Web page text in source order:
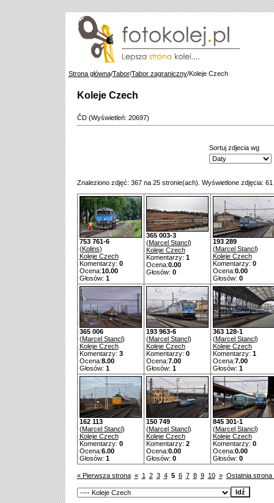
Strona główna/Tabor/Tabor zagraniczny/Koleje Czech
Koleje Czech
ČD (Wyświetleń: 20697)
Sortuj zdjecia wg
Znaleziono zdjęć: 367 na 25 stronie(ach). Wyświetlone zdjęcia: 61
753 761-6
(Kolins)
Koleje Czech
Komentarzy: 0
Ocena:10.00
Głosów: 1
365 003-3
(Marcel Stancl)
Koleje Czech
Komentarzy: 1
Ocena:0.00
Głosów: 0
193 289
(Marcel Stancl)
Koleje Czech
Komentarzy: 0
Ocena:0.00
Głosów: 0
365 006
(Marcel Stancl)
Koleje Czech
Komentarzy: 3
Ocena:8.00
Głosów: 1
193 963-6
(Marcel Stancl)
Koleje Czech
Komentarzy: 0
Ocena:7.00
Głosów: 1
363 128-1
(Marcel Stancl)
Koleje Czech
Komentarzy: 1
Ocena:7.00
Głosów: 1
162 113
(Marcel Stancl)
Koleje Czech
Komentarzy: 0
Ocena:6.00
Głosów: 1
150 749
(Marcel Stancl)
Koleje Czech
Komentarzy: 2
Ocena:0.00
Głosów: 0
845 301-1
(Marcel Stancl)
Koleje Czech
Komentarzy: 0
Ocena:0.00
Głosów: 0
« Pierwsza strona « 1 2 3 4 5 6 7 8 9 10 » Ostatnia strona